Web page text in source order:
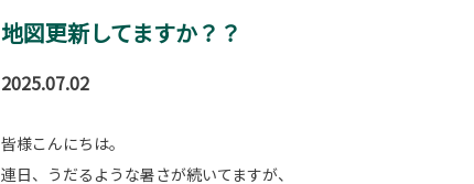
地図更新してますか？？
2025.07.02
皆様こんにちは。
連日、うだるような暑さが続いてますが、